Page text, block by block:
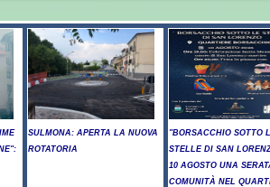
SULMONA: APERTA LA NUOVA
ROTATORIA
"BORSACCHIO SOTTO
STELLE DI SAN
10 AGOSTO UNA
COMUNITÀ NEL